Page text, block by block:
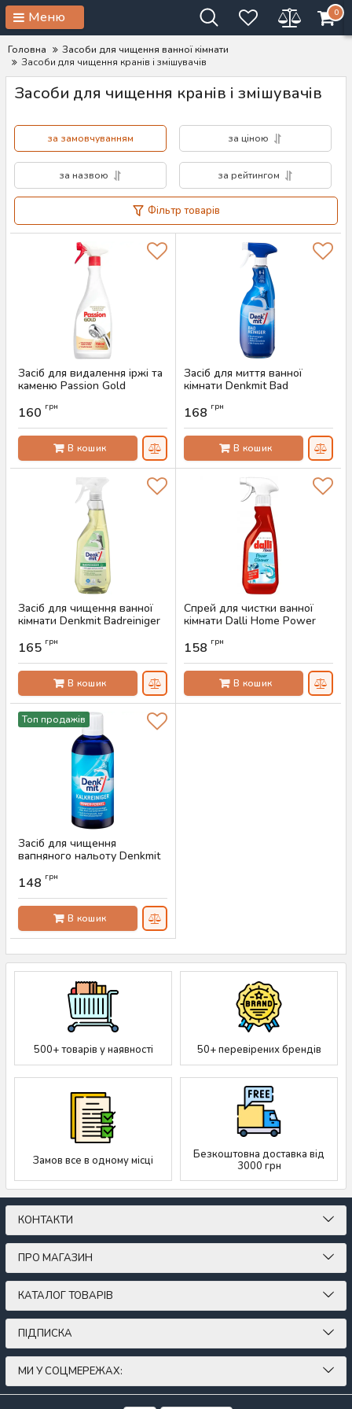
Меню 0
Головна
Засоби для чищення ванної кімнати
Засоби для чищення кранів і змішувачів
Засоби для чищення кранів і змішувачів
за замовчуванням за ціною
за назвою за рейтингом
Фільтр товарів
Засіб для видалення іржі та
каменю Passion Gold
Артикул:
160 грн
В кошик
Засіб для миття ванної
кімнати Denkmit Bad
Артикул:
168 грн
В кошик
Засіб для чищення ванної
кімнати Denkmit Badreiniger
Артикул:
165 грн
В кошик
Спрей для чистки ванної
кімнати Dalli Home Power
Артикул:
158 грн
В кошик
Топ продажів
Засіб для чищення
вапняного нальоту Denkmit
Артикул:
148 грн
В кошик
500+ товарів у наявності 50+ перевірених брендів
Замов все в одному місці
Безкоштовна доставка від
3000 грн
КОНТАКТИ
ПРО МАГАЗИН
КАТАЛОГ ТОВАРІВ
ПІДПИСКА
МИ У СОЦМЕРЕЖАХ: